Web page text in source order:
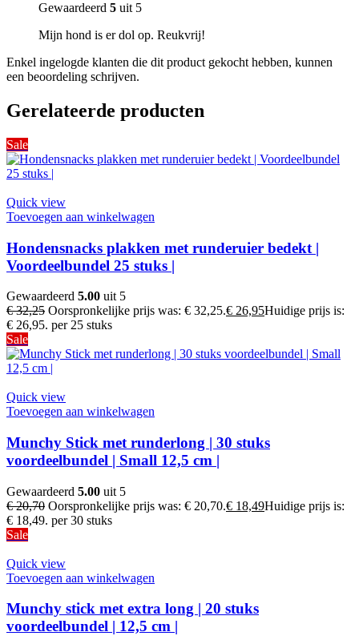
Gewaardeerd 5 uit 5
Mijn hond is er dol op. Reukvrij!
Enkel ingelogde klanten die dit product gekocht hebben, kunnen
een beoordeling schrijven.
Gerelateerde producten
Sale
Quick view
Toevoegen aan winkelwagen
Hondensnacks plakken met runderuier bedekt |
Voordeelbundel 25 stuks |
Gewaardeerd 5.00 uit 5
€32,25 Oorspronkelijke prijs was: € 32,25.€ 26,95Huidige prijs is:
€ 26,95. per 25 stuks
Sale
Quick view
Toevoegen aan winkelwagen
Munchy Stick met runderlong | 30 stuks
voordeelbundel | Small 12,5 cm |
Gewaardeerd 5.00 uit 5
€20,70 Oorspronkelijke prijs was: € 20,70.€ 18,49Huidige prijs is:
€ 18,49. per 30 stuks
Sale
Quick view
Toevoegen aan winkelwagen
Munchy stick met extra long | 20 stuks
voordeelbundel | 12,5 cm |